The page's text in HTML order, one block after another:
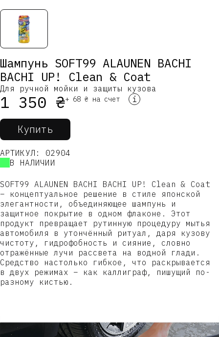
Шампунь SOFT99 ALAUNEN BACHI
BACHI UP! Clean & Coat
Для ручной мойки и защиты кузова
1 350 ₴+ 68 ₴ на счет і
Купить
АРТИКУЛ: 02904
В НАЛИЧИИ
SOFT99 ALAUNEN BACHI BACHI UP! Clean & Coat
– концептуальное решение в стиле японской
элегантности, объединяющее шампунь и
защитное покрытие в одном флаконе. Этот
продукт превращает рутинную процедуру мытья
автомобиля в утончённый ритуал, даря кузову
чистоту, гидрофобность и сияние, словно
отражённые лучи рассвета на водной глади.
Средство настолько гибкое, что раскрывается
в двух режимах – как каллиграф, пишущий по-
разному кистью.